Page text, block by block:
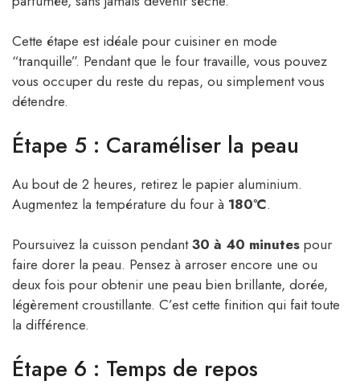
Cette étape est idéale pour cuisiner en mode
“tranquille”. Pendant que le four travaille, vous pouvez
vous occuper du reste du repas, ou simplement vous
détendre.
Étape 5 : Caraméliser la peau
Au bout de 2 heures, retirez le papier aluminium.
Augmentez la température du four à 180°C.
Poursuivez la cuisson pendant30 à 40 minutes pour
faire dorer la peau. Pensez à arroser encore une ou
deux fois pour obtenir une peau bien brillante, dorée,
légèrement croustillante. C’est cette finition qui fait toute
la différence.
Étape 6 : Temps de repos